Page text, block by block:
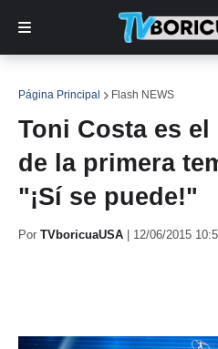
Página Principal Flash NEWS
Toni Costa es
de la primera
"¡Sí se puede!"
Por TVboricuaUSA 12/06/2015